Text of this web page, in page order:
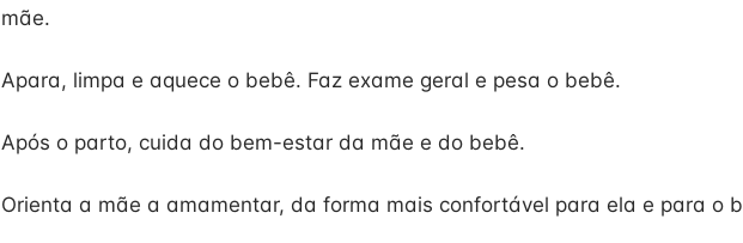
mãe.
Apara, limpa e aquece o bebê. Faz exame geral e pesa o bebê.
Após o parto, cuida do bem-estar da mãe e do bebê.
Orienta a mãe a amamentar, da forma mais confortável para ela e para o